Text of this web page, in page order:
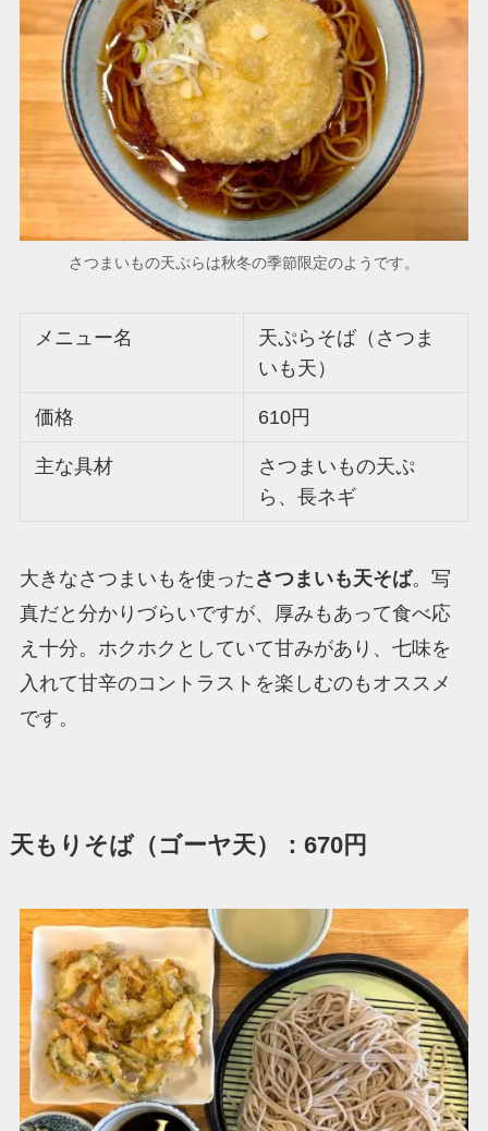
さつまいもの天ぷらは秋冬の季節限定のようです。
メニュー名
天ぷらそば（さつま
いも天）
価格 610円
主な具材
さつまいもの天ぷ
ら、長ネギ
大きなさつまいもを使った さつまいも天そば。写
真だと分かりづらいですが、厚みもあって食べ応
え十分。ホクホクとしていて甘みがあり、七味を
入れて甘辛のコントラストを楽しむのもオススメ
です。
天もりそば（ゴーヤ天）：670円